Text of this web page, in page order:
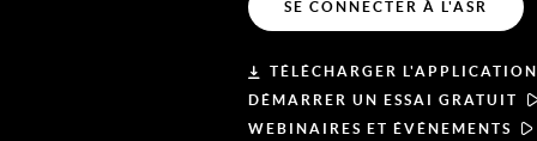
SE CONNECTER À L'ASR
TÉLÉCHARGER
DÉMARRER UN ESSAI GRATUIT
WEBINAIRES ET ÉVÉNEMENTS